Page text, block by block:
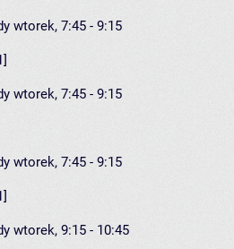
wtorek, 7:45 - 9:15
wtorek, 7:45 - 9:15
wtorek, 7:45 - 9:15
wtorek, 9:15 - 10:45